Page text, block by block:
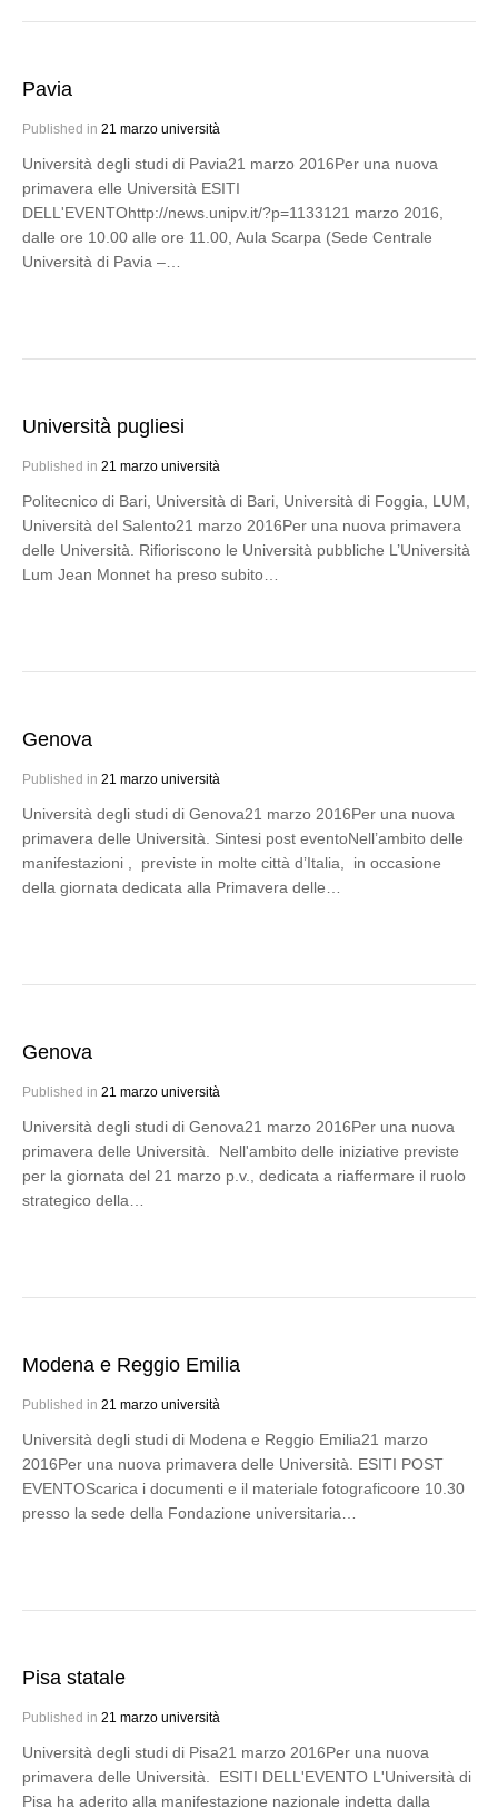
Pavia
Published in 21 marzo università
Università degli studi di Pavia21 marzo 2016Per una nuova
primavera elle Università ESITI
DELL'EVENTOhttp://news.unipv.it/?p=1133121 marzo 2016,
dalle ore 10.00 alle ore 11.00, Aula Scarpa (Sede Centrale
Università di Pavia –…
Università pugliesi
Published in 21 marzo università
Politecnico di Bari, Università di Bari, Università di Foggia, LUM,
Università del Salento21 marzo 2016Per una nuova primavera
delle Università. Rifioriscono le Università pubbliche L’Università
Lum Jean Monnet ha preso subito…
Genova
Published in 21 marzo università
Università degli studi di Genova21 marzo 2016Per una nuova
primavera delle Università. Sintesi post eventoNell’ambito delle
manifestazioni , previste in molte città d’Italia, in occasione
della giornata dedicata alla Primavera delle…
Genova
Published in 21 marzo università
Università degli studi di Genova21 marzo 2016Per una nuova
primavera delle Università. Nell'ambito delle iniziative previste
per la giornata del 21 marzo p.v., dedicata a riaffermare il ruolo
strategico della…
Modena e Reggio Emilia
Published in 21 marzo università
Università degli studi di Modena e Reggio Emilia21 marzo
2016Per una nuova primavera delle Università. ESITI POST
EVENTOScarica i documenti e il materiale fotograficoore 10.30
presso la sede della Fondazione universitaria…
Pisa statale
Published in 21 marzo università
Università degli studi di Pisa21 marzo 2016Per una nuova
primavera delle Università. ESITI DELL'EVENTO L'Università di
Pisa ha aderito alla manifestazione nazionale indetta dalla